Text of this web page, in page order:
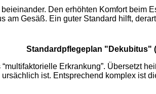
Den erhöhten Komfort beim
am Gesäß. Ein guter Standard hilft,
Standardpflegeplan "Dekubitus"
Erkrankung”. Übersetzt
ist. Entsprechend komplex ist